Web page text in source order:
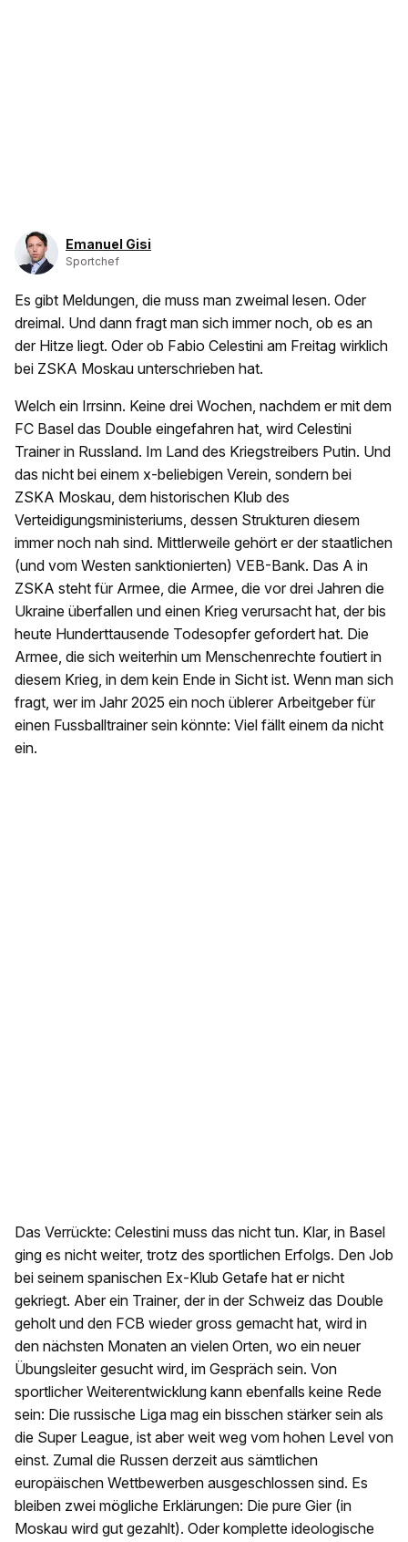
Emanuel Gisi
Sportchef
Es gibt Meldungen, die muss man zweimal lesen. Oder
dreimal. Und dann fragt man sich immer noch, ob es an
der Hitze liegt. Oder ob Fabio Celestini am Freitag wirklich
bei ZSKA Moskau unterschrieben hat.
Welch ein Irrsinn. Keine drei Wochen, nachdem er mit dem
FC Basel das Double eingefahren hat, wird Celestini
Trainer in Russland. Im Land des Kriegstreibers Putin. Und
das nicht bei einem x-beliebigen Verein, sondern bei
ZSKA Moskau, dem historischen Klub des
Verteidigungsministeriums, dessen Strukturen diesem
immer noch nah sind. Mittlerweile gehört er der staatlichen
(und vom Westen sanktionierten) VEB-Bank. Das A in
ZSKA steht für Armee, die Armee, die vor drei Jahren die
Ukraine überfallen und einen Krieg verursacht hat, der bis
heute Hunderttausende Todesopfer gefordert hat. Die
Armee, die sich weiterhin um Menschenrechte foutiert in
diesem Krieg, in dem kein Ende in Sicht ist. Wenn man sich
fragt, wer im Jahr 2025 ein noch üblerer Arbeitgeber für
einen Fussballtrainer sein könnte: Viel fällt einem da nicht
ein.
Das Verrückte: Celestini muss das nicht tun. Klar, in Basel
ging es nicht weiter, trotz des sportlichen Erfolgs. Den Job
bei seinem spanischen Ex-Klub Getafe hat er nicht
gekriegt. Aber ein Trainer, der in der Schweiz das Double
geholt und den FCB wieder gross gemacht hat, wird in
den nächsten Monaten an vielen Orten, wo ein neuer
Übungsleiter gesucht wird, im Gespräch sein. Von
sportlicher Weiterentwicklung kann ebenfalls keine Rede
sein: Die russische Liga mag ein bisschen stärker sein als
die Super League, ist aber weit weg vom hohen Level von
einst. Zumal die Russen derzeit aus sämtlichen
europäischen Wettbewerben ausgeschlossen sind. Es
bleiben zwei mögliche Erklärungen: Die pure Gier (in
Moskau wird gut gezahlt). Oder komplette ideologische